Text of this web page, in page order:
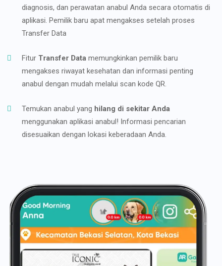
diagnosis, dan perawatan anabul Anda secara otomatis di
aplikasi. Pemilik baru apat mengakses setelah proses
Transfer Data
Fitur Transfer Data memungkinkan pemilik baru
mengakses riwayat kesehatan dan informasi penting
anabul dengan mudah melalui scan kode QR.
Temukan anabul yang hilang di sekitar Anda
menggunakan aplikasi anabul! Informasi pencarian
disesuaikan dengan lokasi keberadaan Anda.